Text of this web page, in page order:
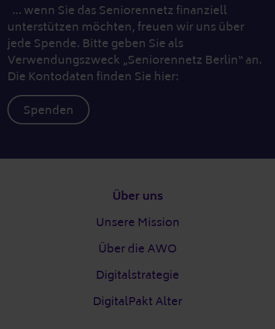
… wenn Sie das Seniorennetz finanziell
unterstützen möchten, freuen wir uns über
jede Spende. Bitte geben Sie als
Verwendungszweck „Seniorennetz Berlin“ an.
Die Kontodaten finden Sie hier:
Spenden
Über uns
Unsere Mission
Über die AWO
Digitalstrategie
DigitalPakt Alter